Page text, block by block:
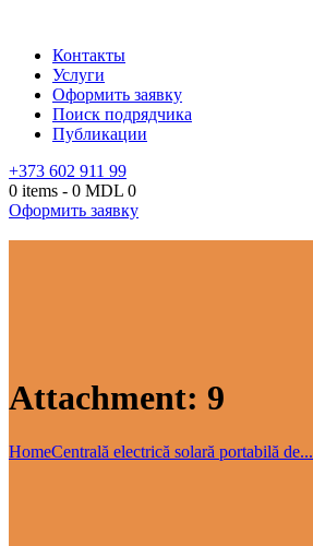
Контакты
Услуги
Оформить заявку
Поиск подрядчика
Публикации
+373 602 911 99
0 items - 0 MDL 0
Оформить заявку
Attachment: 9
HomeCentrală electrică solară portabilă de...